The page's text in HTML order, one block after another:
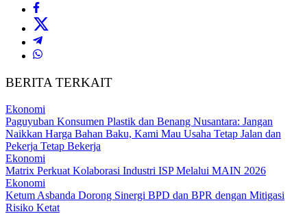
BERITA TERKAIT
Ekonomi
Paguyuban Konsumen Plastik dan Benang Nusantara: Jangan
Naikkan Harga Bahan Baku, Kami Mau Usaha Tetap Jalan dan
Pekerja Tetap Bekerja
Ekonomi
Matrix Perkuat Kolaborasi Industri ISP Melalui MAIN 2026
Ekonomi
Ketum Asbanda Dorong Sinergi BPD dan BPR dengan Mitigasi
Risiko Ketat